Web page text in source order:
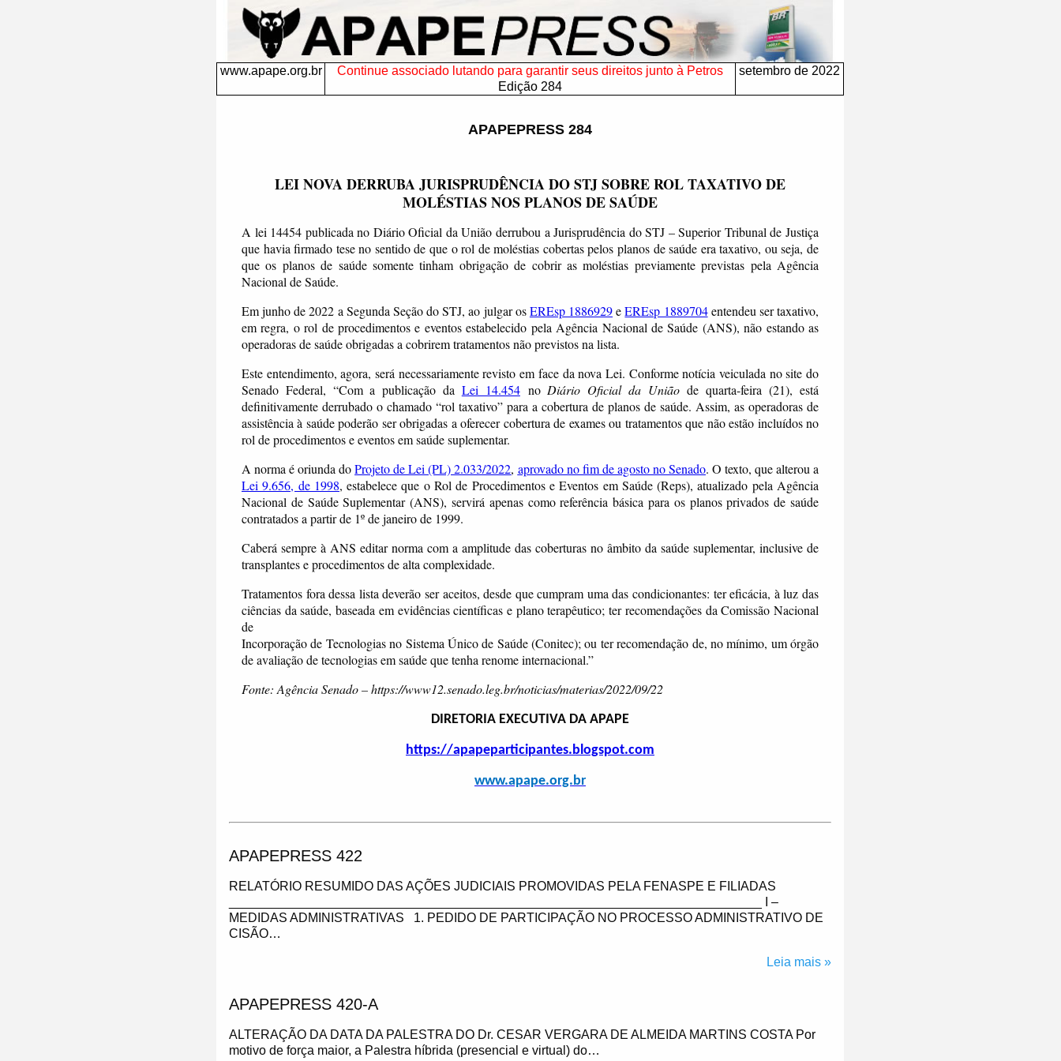
www.apape.org.br
Continue associado lutando para garantir seus direitos junto à Petros
Edição 284
setembro de 2022
APAPEPRESS 284
LEI NOVA DERRUBA JURISPRUDÊNCIA DO STJ SOBRE ROL TAXATIVO DE
MOLÉSTIAS NOS PLANOS DE SAÚDE
A lei 14454 publicada no Diário Oficial da União derrubou a Jurisprudência do STJ – Superior Tribunal de Justiça
que havia firmado tese no sentido de que o rol de moléstias cobertas pelos planos de saúde era taxativo, ou seja, de
que os planos de saúde somente tinham obrigação de cobrir as moléstias previamente previstas pela Agência
Nacional de Saúde.
Em junho de 2022 a Segunda Seção do STJ, ao julgar osEREsp 1886929eEREsp 1889704 entendeu ser taxativo,
em regra, o rol de procedimentos e eventos estabelecido pela Agência Nacional de Saúde (ANS), não estando as
operadoras de saúde obrigadas a cobrirem tratamentos não previstos na lista.
Este entendimento, agora, será necessariamente revisto em face da nova Lei. Conforme notícia veiculada no site do
Senado Federal, “Com a publicação da Lei 14.454no Diário Oficial da União de quarta-feira (21), está
definitivamente derrubado o chamado “rol taxativo” para a cobertura de planos de saúde. Assim, as operadoras de
assistência à saúde poderão ser obrigadas a oferecer cobertura de exames ou tratamentos que não estão incluídos no
rol de procedimentos e eventos em saúde suplementar.
A norma é oriunda doProjeto de Lei (PL) 2.033/2022, aprovado no fim de agosto no Senado. O texto, que alterou a
Lei 9.656, de 1998, estabelece que o Rol de Procedimentos e Eventos em Saúde (Reps), atualizado pela Agência
Nacional de Saúde Suplementar (ANS), servirá apenas como referência básica para os planos privados de saúde
contratados a partir de 1º de janeiro de 1999.
Caberá sempre à ANS editar norma com a amplitude das coberturas no âmbito da saúde suplementar, inclusive de
transplantes e procedimentos de alta complexidade.
Tratamentos fora dessa lista deverão ser aceitos, desde que cumpram uma das condicionantes: ter eficácia, à luz das
ciências da saúde, baseada em evidências científicas e plano terapêutico; ter recomendações da Comissão Nacional
de
Incorporação de Tecnologias no Sistema Único de Saúde (Conitec); ou ter recomendação de, no mínimo, um órgão
de avaliação de tecnologias em saúde que tenha renome internacional.”
Fonte: Agência Senado – https://www12.senado.leg.br/noticias/materias/2022/09/22
DIRETORIA EXECUTIVA DA APAPE
https://apapeparticipantes.blogspot.com
www.apape.org.br
APAPEPRESS 422
RELATÓRIO RESUMIDO DAS AÇÕES JUDICIAIS PROMOVIDAS PELA FENASPE E FILIADAS
___________________________________________________________________________ I –
MEDIDAS ADMINISTRATIVAS 1. PEDIDO DE PARTICIPAÇÃO NO PROCESSO ADMINISTRATIVO DE
CISÃO…
Leia mais »
APAPEPRESS 420-A
ALTERAÇÃO DA DATA DA PALESTRA DO Dr. CESAR VERGARA DE ALMEIDA MARTINS COSTA Por
motivo de força maior, a Palestra híbrida (presencial e virtual) do…